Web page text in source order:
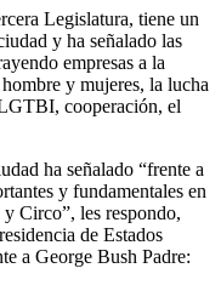
Legislatura, tiene un
y ha señalado las
empresas a la
y mujeres, la lucha
cooperación, el
ha señalado “frente a
y fundamentales en
Circo”, les respondo,
de Estados
a George Bush Padre: